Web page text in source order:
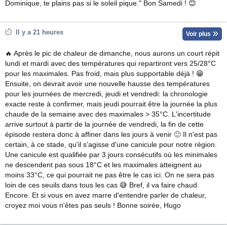
Dominique, te plains pas si le soleil pique." Bon Samedi ! 😊
Il y a 21 heures Voir plus
🔥 Après le pic de chaleur de dimanche, nous aurons un court répit
lundi et mardi avec des températures qui repartiront vers 25/28°C
pour les maximales. Pas froid, mais plus supportable déjà ! 😁
Ensuite, on devrait avoir une nouvelle hausse des températures
pour les journées de mercredi, jeudi et vendredi: la chronologie
exacte reste à confirmer, mais jeudi pourrait être la journée la plus
chaude de la semaine avec des maximales > 35°C. L'incertitude
arrive surtout à partir de la journée de vendredi, la fin de cette
épisode restera donc à affiner dans les jours à venir 🙂 Il n'est pas
certain, à ce stade, qu'il s'agisse d'une canicule pour notre région.
Une canicule est qualifiée par 3 jours consécutifs où les minimales
ne descendent pas sous 18°C et les maximales atteignent au
moins 33°C, ce qui pourrait ne pas être le cas ici. On ne sera pas
loin de ces seuils dans tous les cas 😅 Bref, il va faire chaud.
Encore. Et si vous en avez marre d'entendre parler de chaleur,
croyez moi vous n'êtes pas seuls ! Bonne soirée, Hugo